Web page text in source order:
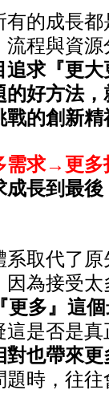
的成長
程與資
追求『更
的好方法
戰的創新
需求→更
成長到最
取代了
因為接受
更多』這
是否是真
對也帶來
題時，往往